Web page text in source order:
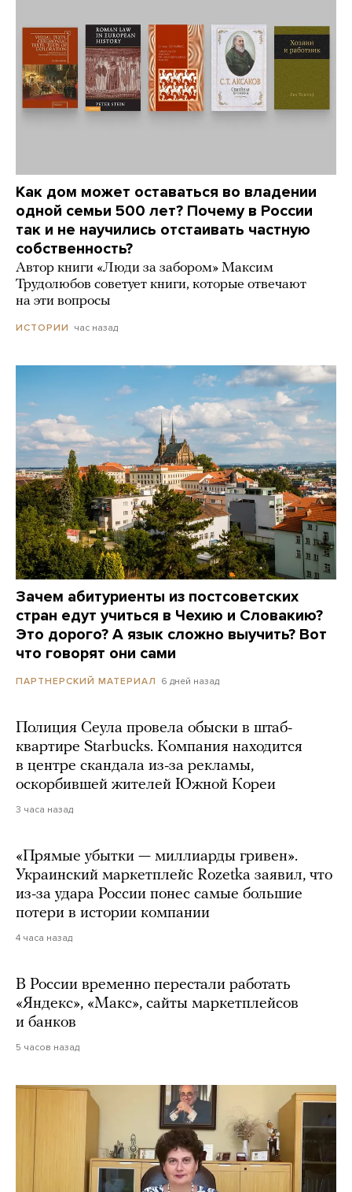
Как дом может оставаться во владении
одной семьи 500 лет? Почему в России
так и не научились отстаивать частную
собственность?
Автор книги «Люди за забором» Максим
Трудолюбов советует книги, которые отвечают
на эти вопросы
ИСТОРИИ час назад
Зачем абитуриенты из постсоветских
стран едут учиться в Чехию и Словакию?
Это дорого? А язык сложно выучить? Вот
что говорят они сами
ПАРТНЕРСКИЙ МАТЕРИАЛ 6 дней назад
Полиция Сеула провела обыски в штаб-
квартире Starbucks. Компания находится
в центре скандала из-за рекламы,
оскорбившей жителей Южной Кореи
3 часа назад
«Прямые убытки — миллиарды гривен».
Украинский маркетплейс Rozetka заявил, что
из-за удара России понес самые большие
потери в истории компании
4 часа назад
В России временно перестали работать
«Яндекс», «Макс», сайты маркетплейсов
и банков
5 часов назад